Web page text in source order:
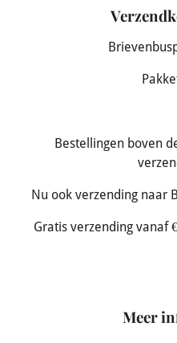
Bestellingen boven
Nu ook verzending naar
Gratis verzending vanaf
Meer